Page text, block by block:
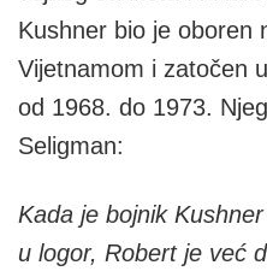
Kushner bio je oboren
Vijetnamom i zatočen
od 1968. do 1973.
Seligman:
Kada je bojnik
u logor, Robert je već